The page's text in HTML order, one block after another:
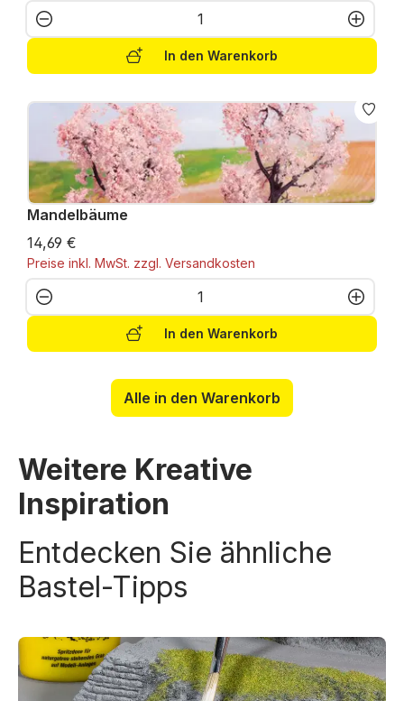
Produkt Anzahl: Gib den
In den Warenkorb
Mandelbäume
14,69 €
Preise inkl. MwSt. zzgl. Versandkosten
Produkt Anzahl: Gib den
In den Warenkorb
Alle in den Warenkorb
Weitere Kreative
Inspiration
Entdecken Sie ähnliche
Bastel-Tipps